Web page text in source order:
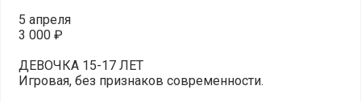
5 апреля
3 000 ₽
ДЕВОЧКА 15-17 ЛЕТ
Игровая, без признаков современности.